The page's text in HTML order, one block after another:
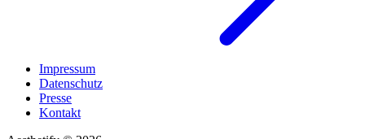
Impressum
Datenschutz
Presse
Kontakt